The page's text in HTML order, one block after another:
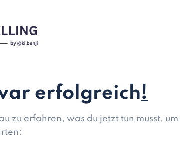
erfolgreich!
zu erfahren, was du jetzt tun musst, um